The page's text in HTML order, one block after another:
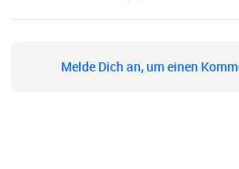
Melde Dich an, um einen